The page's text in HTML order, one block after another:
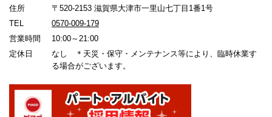
住所
〒520-2153 滋賀県大津市一里山七丁目1番1号
TEL
0570-009-179
営業時間
10:00～21:00
定休日
なし ＊天災・保守・メンテナンス等により、臨時休業す
る場合がございます。